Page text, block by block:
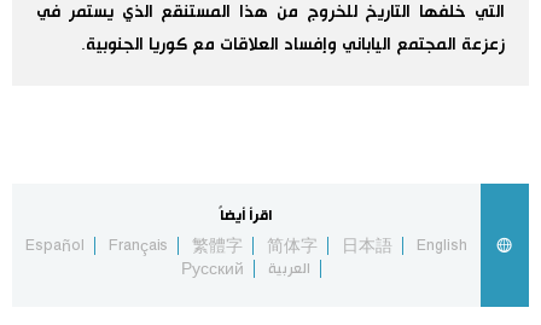
سياسة
اقتصاد
هو وهي
المطبخ الياباني
التي خلفها التاريخ للخروج من هذا المستنقع الذي يستمر في
زعزعة المجتمع الياباني وإفساد العلاقات مع كوريا الجنوبية.
اقرأ أيضاً
English
日本語
简体字
繁體字
Français
Español
العربية
Русский